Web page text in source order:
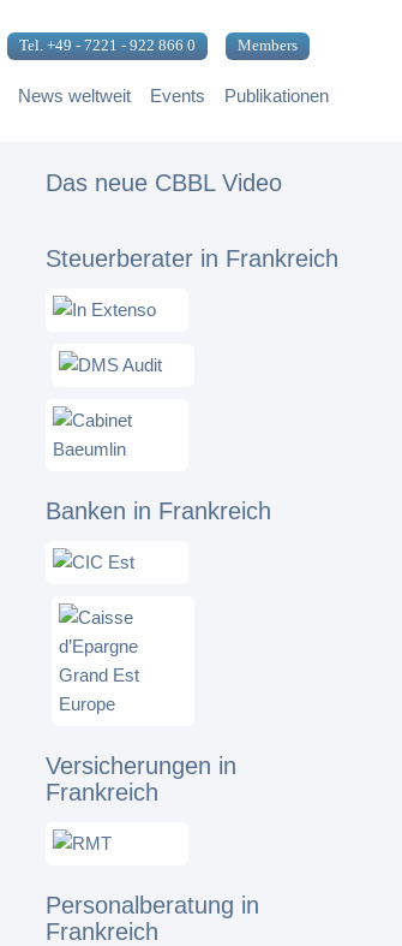
Tel. +49 - 7221 - 922 866 0 Members
News weltweit Events Publikationen
Das neue CBBL Video
Steuerberater in Frankreich
Banken in Frankreich
Versicherungen in
Frankreich
Personalberatung in
Frankreich